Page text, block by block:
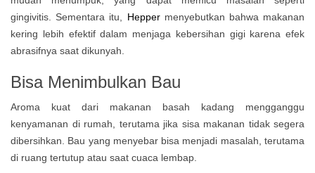
gingivitis. Sementara itu,
Heppermenyebutkan bahwa makanan
kering lebih efektif dalam menjaga kebersihan gigi karena efek
abrasifnya saat dikunyah.
Bisa Menimbulkan Bau
Aroma kuat dari makanan basah kadang mengganggu
kenyamanan di rumah, terutama jika sisa makanan tidak segera
dibersihkan. Bau yang menyebar bisa menjadi masalah, terutama
di ruang tertutup atau saat cuaca lembap.